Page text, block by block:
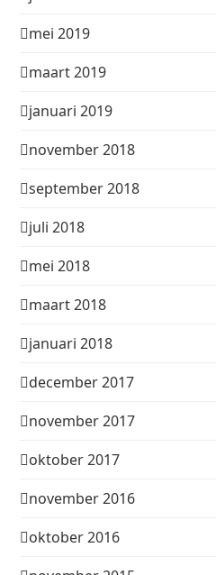
mei 2019
maart 2019
januari 2019
november 2018
september 2018
juli 2018
mei 2018
maart 2018
januari 2018
december 2017
november 2017
oktober 2017
november 2016
oktober 2016